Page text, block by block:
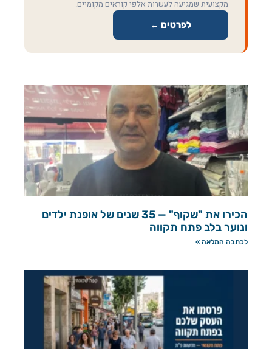
מקצועית שמגיעה לעשרות אלפי קוראים מקומיים.
לפרטים ←
הכירו את "שקוף" — 35 שנים של אופנת ילדים
ונוער בלב פתח תקווה
לכתבה המלאה »